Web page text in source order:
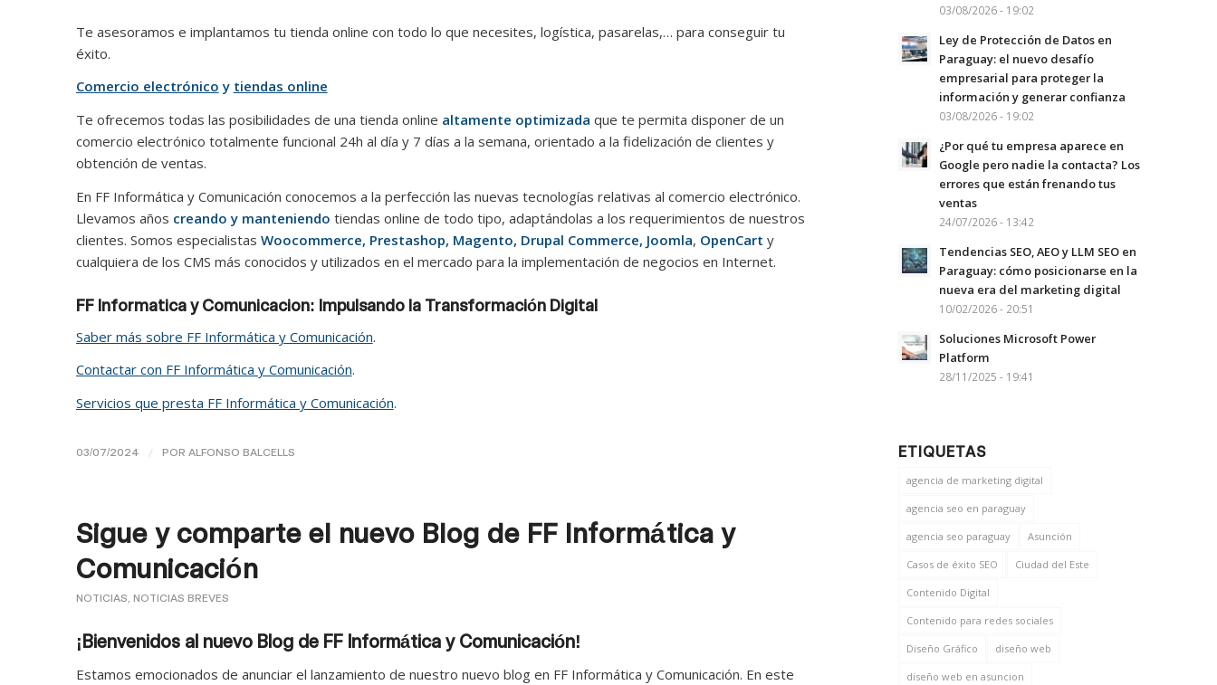
Te asesoramos e implantamos tu tienda online con todo lo que necesites, logística, pasarelas,… para conseguir tu
éxito.
Comercio electrónico y tiendas online
Te ofrecemos todas las posibilidades de una tienda online altamente optimizada que te permita disponer de un
comercio electrónico totalmente funcional 24h al día y 7 días a la semana, orientado a la fidelización de clientes y
obtención de ventas.
En FF Informática y Comunicación conocemos a la perfección las nuevas tecnologías relativas al comercio electrónico.
Llevamos años creando y manteniendo tiendas online de todo tipo, adaptándolas a los requerimientos de nuestros
clientes. Somos especialistas Woocommerce, Prestashop, Magento, Drupal Commerce, Joomla, OpenCart y
cualquiera de los CMS más conocidos y utilizados en el mercado para la implementación de negocios en Internet.
FF Informatica y Comunicacion: Impulsando la Transformación Digital
Saber más sobre FF Informática y Comunicación.
Contactar con FF Informática y Comunicación.
Servicios que presta FF Informática y Comunicación.
03/07/2024 / POR ALFONSO BALCELLS
Sigue y comparte el nuevo Blog de FF Informática y
Comunicación
NOTICIAS NOTICIAS BREVES
¡Bienvenidos al nuevo Blog de FF Informática y Comunicación!
Estamos emocionados de anunciar el lanzamiento de nuestro nuevo blog en FF Informática y Comunicación. En este
03/08/2026 - 19:02
Ley de Protección de Datos en
Paraguay: el nuevo desafío
empresarial para proteger la
información y generar confianza
03/08/2026 - 19:02
¿Por qué tu empresa aparece en
Google pero nadie la contacta? Los
errores que están frenando tus
ventas
24/07/2026 - 13:42
Tendencias SEO, AEO y LLM SEO en
Paraguay: cómo posicionarse en la
nueva era del marketing digital
10/02/2026 - 20:51
Soluciones Microsoft Power
Platform
28/11/2025 - 19:41
ETIQUETAS
agencia de marketing digital
agencia seo en paraguay
agencia seo paraguay Asunción
Casos de éxito SEO Ciudad del Este
Contenido Digital
Contenido para redes sociales
Diseño Gráfico diseño web
diseño web en asuncion